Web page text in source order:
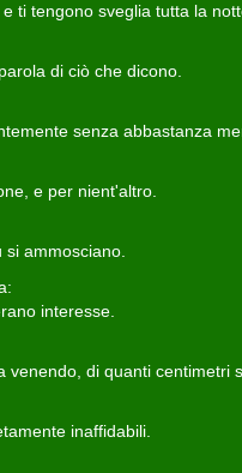
ti tengono sveglia tutta la
di ciò che dicono.
senza abbastanza
e per nient'altro.
ammosciano.
interesse.
venendo, di quanti centimetri
inaffidabili.